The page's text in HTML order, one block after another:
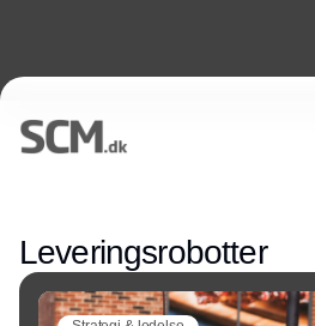
Leveringsrobotter